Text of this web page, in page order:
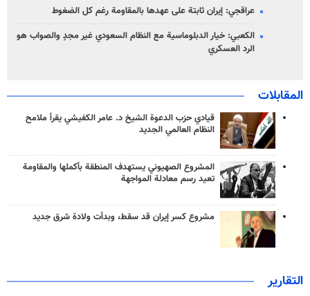
عراقجي: إيران ثابتة على عهدها بالمقاومة رغم كل الضغوط
الكعبي: خيار الدبلوماسية مع النظام السعودي غير مجدٍ والصواب هو
الرد العسكري
المقابلات
قيادي حزب الدعوة الشيخ د. عامر الكفيشي يقرأ ملامح
النظام العالمي الجديد
المشروع الصهيوني يستهدف المنطقة بأكملها والمقاومة
تعيد رسم معادلة المواجهة
مشروع كسر إيران قد سقط، وبدأت ولادة شرق جديد
التقارير